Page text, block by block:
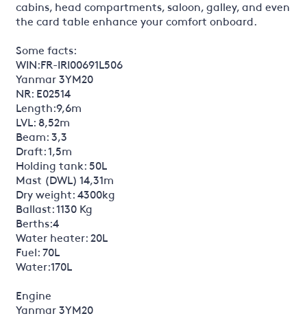
cabins, head compartments, saloon, galley, and even
the card table enhance your comfort onboard.
Some facts:
WIN:FR-IRI00691L506
Yanmar 3YM20
NR: E02514
Length:9,6m
LVL: 8,52m
Beam: 3,3
Draft: 1,5m
Holding tank: 50L
Mast (DWL) 14,31m
Dry weight: 4300kg
Ballast: 1130 Kg
Berths:4
Water heater: 20L
Fuel: 70L
Water:170L
Engine
Yanmar 3YM20